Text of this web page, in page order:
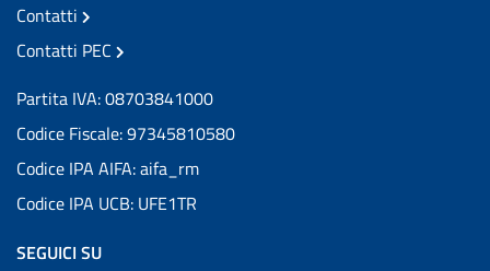
Contatti
Contatti PEC
Partita IVA: 08703841000
Codice Fiscale: 97345810580
Codice IPA AIFA: aifa_rm
Codice IPA UCB: UFE1TR
SEGUICI SU